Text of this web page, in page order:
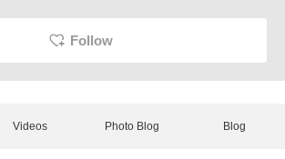
Follow
Videos Photo Blog Blog